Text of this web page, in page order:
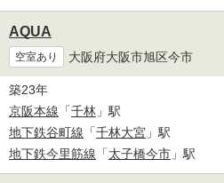
AQUA
空室あり 大阪府大阪市旭区今市
築23年
京阪本線 「千林 」駅
地下鉄谷町線 「千林大宮 」駅
地下鉄今里筋線 「太子橋今市 」駅